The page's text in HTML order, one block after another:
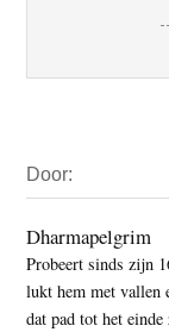
Sidebar
Door:
Dharmapelgrim
Probeert sinds zijn
lukt hem met vallen
dat pad tot het